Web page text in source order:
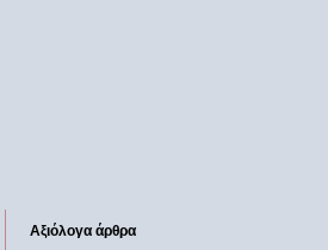
Αξιόλογα άρθρα